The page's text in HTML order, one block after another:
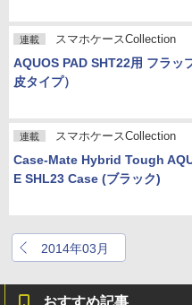
連載 スマホケースCollection
AQUOS PAD SHT22用 フラッ
皮タイプ）
連載 スマホケースCollection
Case-Mate Hybrid Tough
E SHL23 Case (ブラック)
2014年03月
おすすめ記事